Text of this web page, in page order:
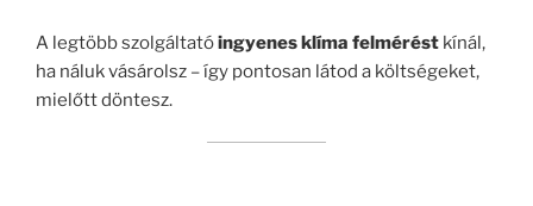
A legtöbb szolgáltatóingyenes klíma felmérést kínál,
ha náluk vásárolsz – így pontosan látod a költségeket,
mielőtt döntesz.